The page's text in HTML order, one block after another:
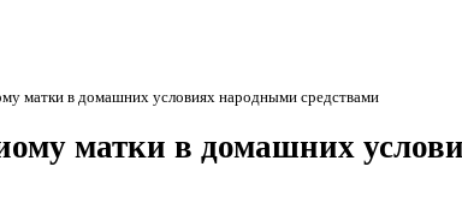
матки в домашних условиях народными средствами
матки в домашних